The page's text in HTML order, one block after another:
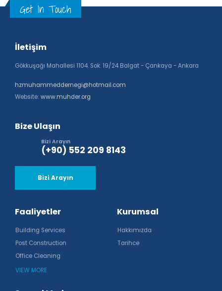
Get In Touch
İletişim
Gökkuşağı Mahallesi 1104. Sok. 19/24 Balgat - Çankaya - Ankara
hzmuhammeddernegi@hotmail.com
Website: www.muhder.org
Bize Ulaşın
Bizi Arayın
(+90) 552 209 8143
Bizi Arayın
Faaliyetler
Building Services
Post Construction
Office Cleaning
VIEW MORE
Kurumsal
Hakkımızda
Tarihce